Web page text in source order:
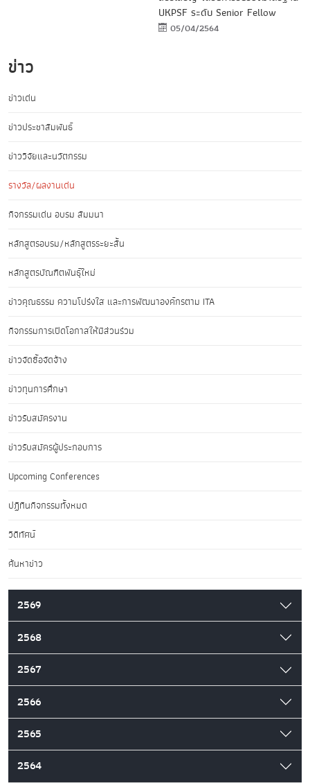
UKPSF ระดับ Senior Fellow
05/04/2564
ข่าว
ข่าวเด่น
ข่าวประชาสัมพันธ์
ข่าววิจัยและนวัตกรรม
รางวัล/ผลงานเด่น
กิจกรรมเด่น อบรม สัมมนา
หลักสูตรอบรม/หลักสูตรระยะสั้น
หลักสูตรบัณฑิตพันธุ์ใหม่
ข่าวคุณธรรม ความโปร่งใส และการพัฒนาองค์กรตาม ITA
กิจกรรมการเปิดโอกาสให้มีส่วนร่วม
ข่าวจัดซื้อจัดจ้าง
ข่าวทุนการศึกษา
ข่าวรับสมัครงาน
ข่าวรับสมัครผู้ประกอบการ
Upcoming Conferences
ปฏิทินกิจกรรมทั้งหมด
วิดีทัศน์
ค้นหาข่าว
2569
2568
2567
2566
2565
2564